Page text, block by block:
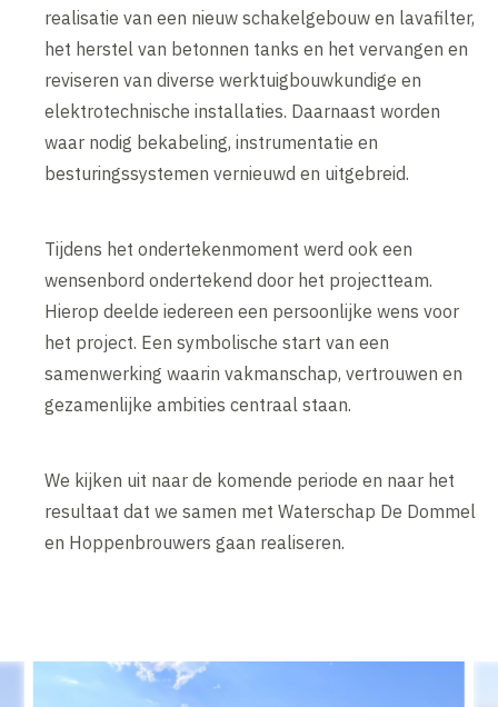
realisatie van een nieuw schakelgebouw en lavafilter,
het herstel van betonnen tanks en het vervangen en
reviseren van diverse werktuigbouwkundige en
elektrotechnische installaties. Daarnaast worden
waar nodig bekabeling, instrumentatie en
besturingssystemen vernieuwd en uitgebreid.
Tijdens het ondertekenmoment werd ook een
wensenbord ondertekend door het projectteam.
Hierop deelde iedereen een persoonlijke wens voor
het project. Een symbolische start van een
samenwerking waarin vakmanschap, vertrouwen en
gezamenlijke ambities centraal staan.
We kijken uit naar de komende periode en naar het
resultaat dat we samen met Waterschap De Dommel
en Hoppenbrouwers gaan realiseren.